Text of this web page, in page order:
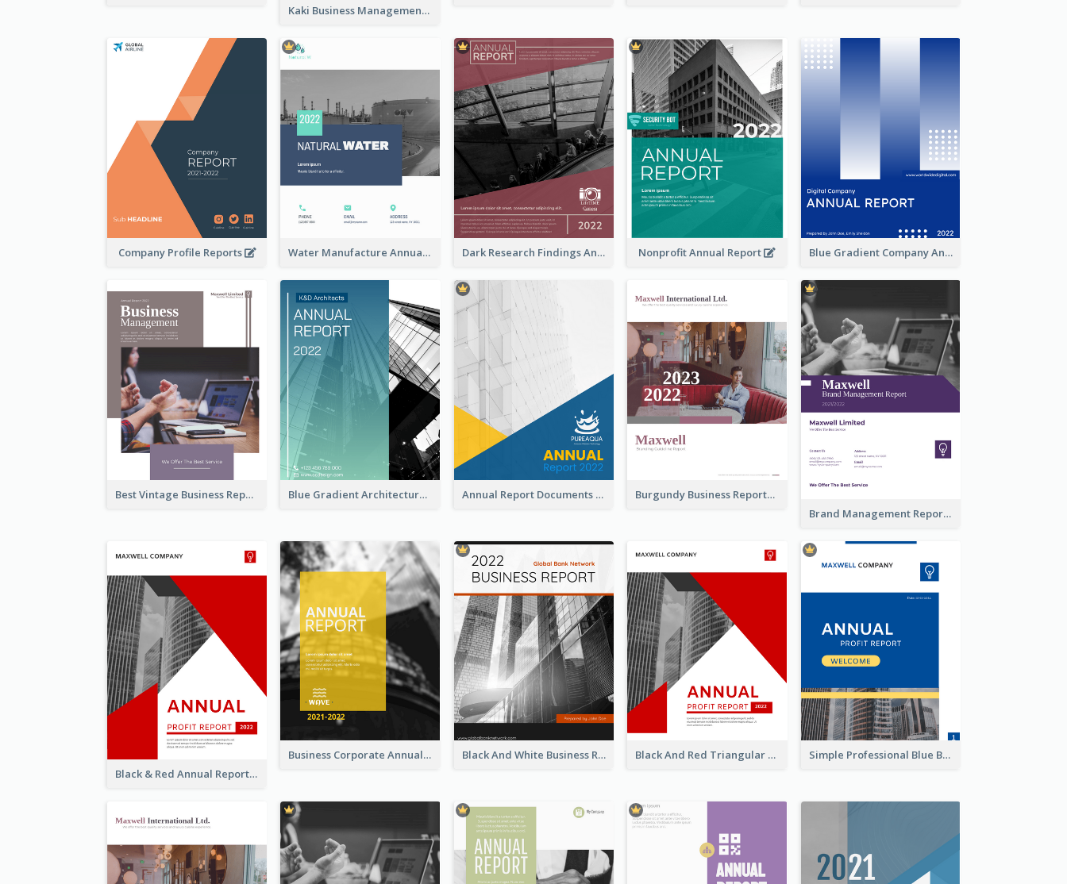
Kaki Business Management Reports
Company Profile Reports Water Manufacture Annual Reports Dark Research Findings Annual Report Nonprofit Annual Report Blue Gradient Company Annual Report
Best Vintage Business Report Design Template Blue Gradient Architecture Annual Report Annual Report Documents Reports
Burgundy Business Reports
Brand Management Reports
Black & Red Annual Reports
Business Corporate Annual Report Black And White Business Report Black And Red Triangular Annual Report Design Ideas Simple Professional Blue Business Report Design Ideas